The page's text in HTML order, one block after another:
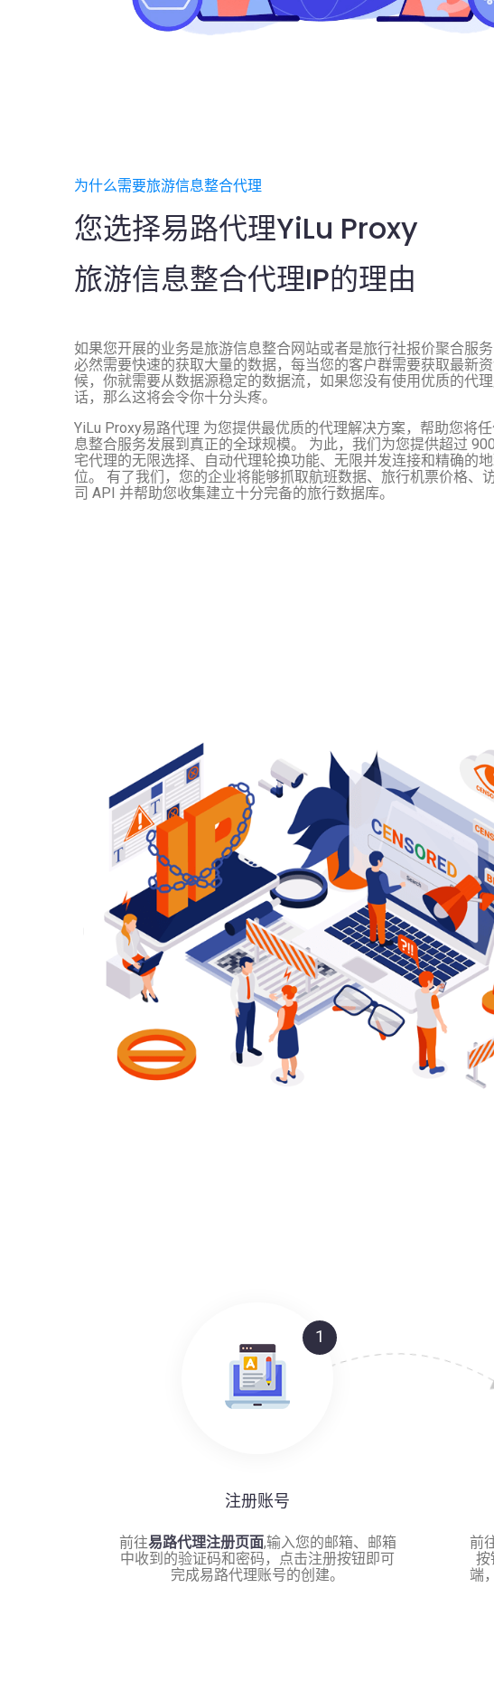
为什么需要旅游信息整合代理
您选择易路代理YiLu Proxy
旅游信息整合代理IP的理由
如果您开展的业务是旅游信息整合网站或者是旅行社报价聚合服
必然需要快速的获取大量的数据，每当您的客户群需要获取最新
候，你就需要从数据源稳定的数据流，如果您没有使用优质的代
话，那么这将会令你十分头疼。
YiLu Proxy易路代理 为您提供最优质的代理解决方案，帮助您将
息整合服务发展到真正的全球规模。 为此，我们为您提供超过
宅代理的无限选择、自动代理轮换功能、无限并发连接和精确的
位。 有了我们，您的企业将能够抓取航班数据、旅行机票价格、
司 API 并帮助您收集建立十分完备的旅行数据库。
1
注册账号
前往易路代理注册页面,输入您的邮箱、邮箱
中收到的验证码和密码，点击注册按钮即可
完成易路代理账号的创建。
前
按
端